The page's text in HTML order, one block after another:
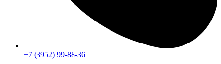
+7 (3952) 99-88-36